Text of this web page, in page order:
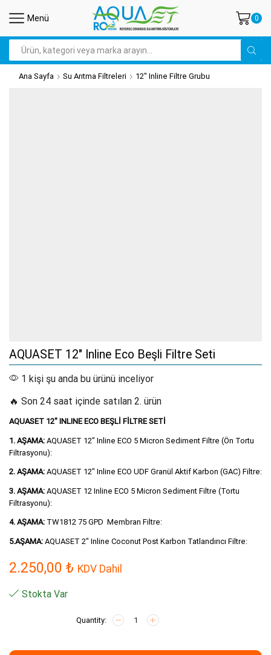
Menü 0
Search
input
Ana Sayfa Su Arıtma Filtreleri 12" Inline Filtre Grubu
AQUASET 12″ Inline Eco Beşli Filtre Seti
1 kişi şu anda bu ürünü inceliyor
🔥 Son 24 saat içinde satılan 2. ürün
AQUASET 12″ INLINE ECO BEŞLİ FİLTRE SETİ
1. AŞAMA: AQUASET 12″ Inline ECO 5 Micron Sediment Filtre (Ön Tortu
Filtrasyonu):
2. AŞAMA: AQUASET 12″ Inline ECO UDF Granül Aktif Karbon (GAC) Filtre:
3. AŞAMA: AQUASET 12 Inline ECO 5 Micron Sediment Filtre (Tortu
Filtrasyonu):
4. AŞAMA: TW1812 75 GPD Membran Filtre:
5.AŞAMA: AQUASET 2″ Inline Coconut Post Karbon Tatlandırıcı Filtre:
2.250,00 ₺ KDV Dahil
Stokta Var
AQUASET
12"
Eco